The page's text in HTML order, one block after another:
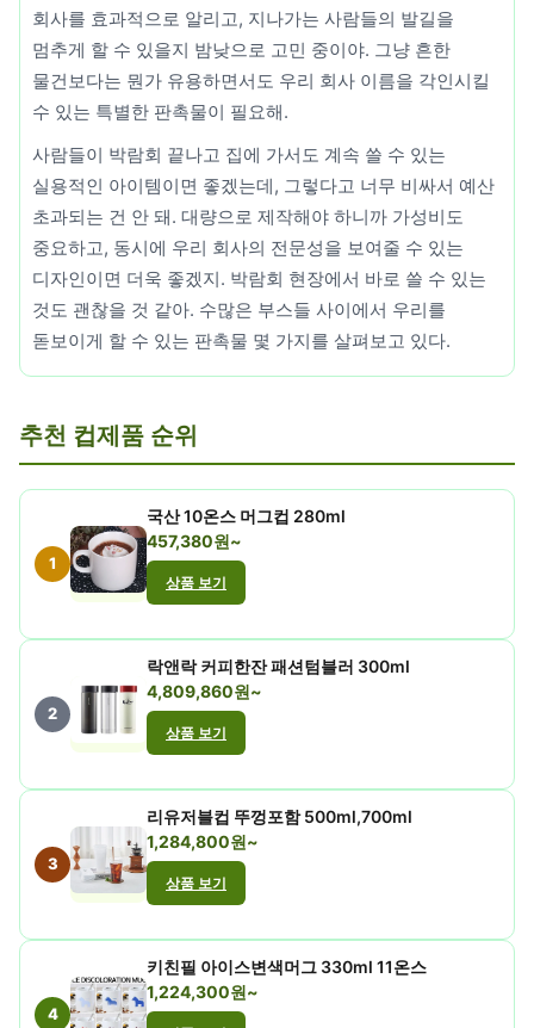
회사를 효과적으로 알리고, 지나가는 사람들의 발길을
멈추게 할 수 있을지 밤낮으로 고민 중이야. 그냥 흔한
물건보다는 뭔가 유용하면서도 우리 회사 이름을 각인시킬
수 있는 특별한 판촉물이 필요해.
사람들이 박람회 끝나고 집에 가서도 계속 쓸 수 있는
실용적인 아이템이면 좋겠는데, 그렇다고 너무 비싸서 예산
초과되는 건 안 돼. 대량으로 제작해야 하니까 가성비도
중요하고, 동시에 우리 회사의 전문성을 보여줄 수 있는
디자인이면 더욱 좋겠지. 박람회 현장에서 바로 쓸 수 있는
것도 괜찮을 것 같아. 수많은 부스들 사이에서 우리를
돋보이게 할 수 있는 판촉물 몇 가지를 살펴보고 있다.
추천 컵제품 순위
1
국산 10온스 머그컵 280ml
457,380원~
상품 보기
2
락앤락 커피한잔 패션텀블러 300ml
4,809,860원~
상품 보기
3
리유저블컵 뚜껑포함 500ml,700ml
1,284,800원~
상품 보기
4
키친필 아이스변색머그 330ml 11온스
1,224,300원~